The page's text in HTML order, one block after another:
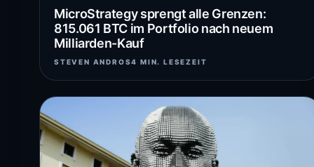
MicroStrategy sprengt alle Grenzen:
815.061 BTC im Portfolio nach neuem
Milliarden-Kauf
STEVEN ANDROS4 MIN. LESEZEIT